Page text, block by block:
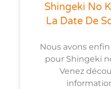
Shingeki No
La Date De
Nous avons
pour Shingeki
Venez